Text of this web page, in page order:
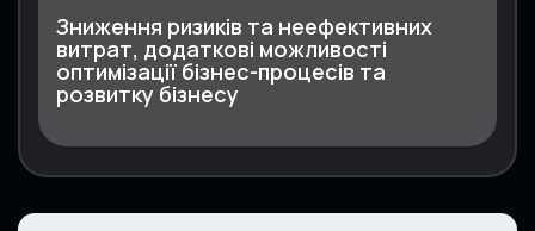
Зниження ризиків та неефективних
витрат, додаткові можливості
оптимізації бізнес-процесів та
розвитку бізнесу